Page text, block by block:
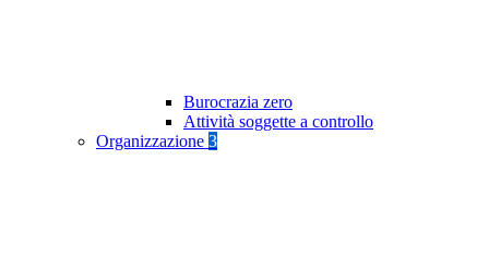
Burocrazia zero
Attività soggette a controllo
Organizzazione 3